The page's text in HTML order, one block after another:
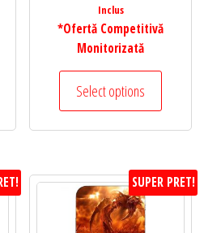
Inclus
*Ofertă Competitivă
Monitorizată
Select options
SUPER PRET!